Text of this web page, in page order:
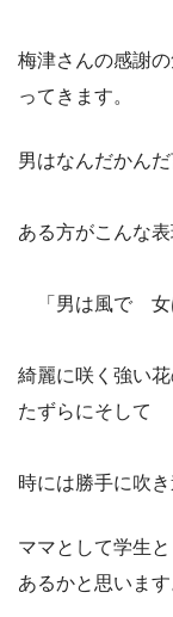
梅津さんの感謝
ってきます。
男はなんだかん
ある方がこんな表
「男は風で 女
綺麗に咲く強い
たずらにそして
時には勝手に吹き
ママとして学生
あるかと思います